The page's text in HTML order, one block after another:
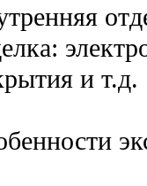
и т.д.